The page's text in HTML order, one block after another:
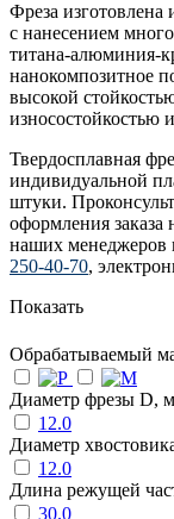
Фреза изготовлена
с нанесением
титана-алюминия-
нанокомпозитное
высокой
износостойкостью
Твердосплавная
индивидуальной
штуки.
оформления
наших менеджеров
250-40-70,
Показать
Обрабатываемый
Диаметр фрезы D,
12.0
Диаметр
12.0
Длина режущей
30.0